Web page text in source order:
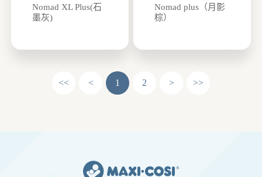
Nomad XL Plus(石
墨灰)
Nomad plus（月影
棕）
<< < 1 2 > >>